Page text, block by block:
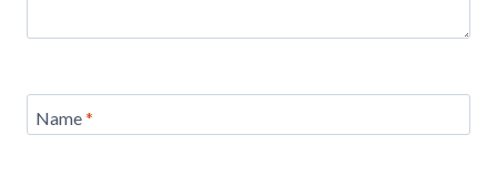
Name*